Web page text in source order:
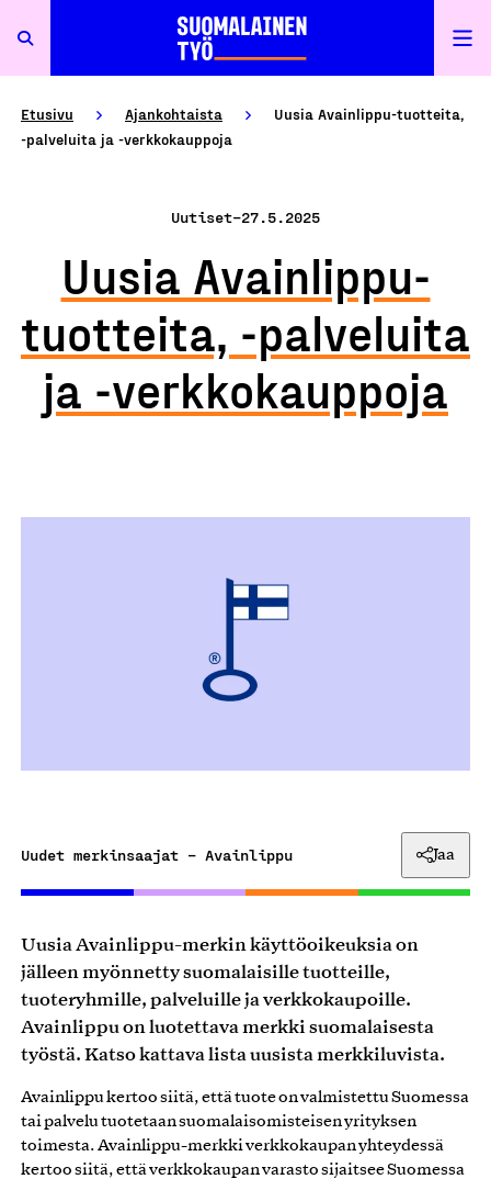
Etusivu Ajankohtaista
Uusia Avainlippu-tuotteita,
-palveluita ja -verkkokauppoja
Uutiset–27.5.2025
Uusia Avainlippu-
tuotteita, -palveluita
ja -verkkokauppoja
Uudet merkinsaajat – Avainlippu Jaa
Uusia Avainlippu-merkin käyttöoikeuksia on
jälleen myönnetty suomalaisille tuotteille,
tuoteryhmille, palveluille ja verkkokaupoille.
Avainlippu on luotettava merkki suomalaisesta
työstä. Katso kattava lista uusista merkkiluvista.
Avainlippu kertoo siitä, että tuote on valmistettu Suomessa
tai palvelu tuotetaan suomalaisomisteisen yrityksen
toimesta. Avainlippu-merkki verkkokaupan yhteydessä
kertoo siitä, että verkkokaupan varasto sijaitsee Suomessa